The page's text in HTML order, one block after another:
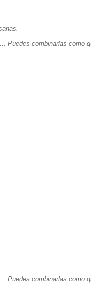
Puedes combinarlas como
Puedes combinarlas como